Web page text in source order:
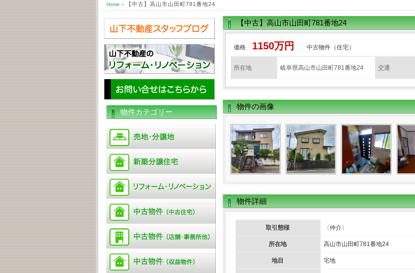
Home » 【中古】高山市山田町781番地24
【中古】高山市山田町781番地24
価格 1150万円 中古物件（住宅）
所在地 岐阜県高山市山田町781番地24 交通
物件の画像
物件詳細
取引態様 〈仲介〉
所在地 高山市山田町781番地24
地目 宅地
物件カテゴリー